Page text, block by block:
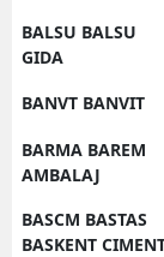
BALSU BALSU
GIDA
BANVT BANVIT
BARMA BAREM
AMBALAJ
BASCM BASTAS
BASKENT